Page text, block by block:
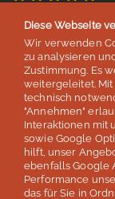
4,8 von 5 Sternen
basierend auf
Stand: Juli 2026
Top 5
der deutschen
laut Studie
der
Diese Webseite
Wir verwenden
zu analysieren
Zustimmung. Es
weitergeleitet.
technisch
"Annehmen"
Interaktionen mit
sowie Google
hilft, unser
ebenfalls Google
Performance
das für Sie in